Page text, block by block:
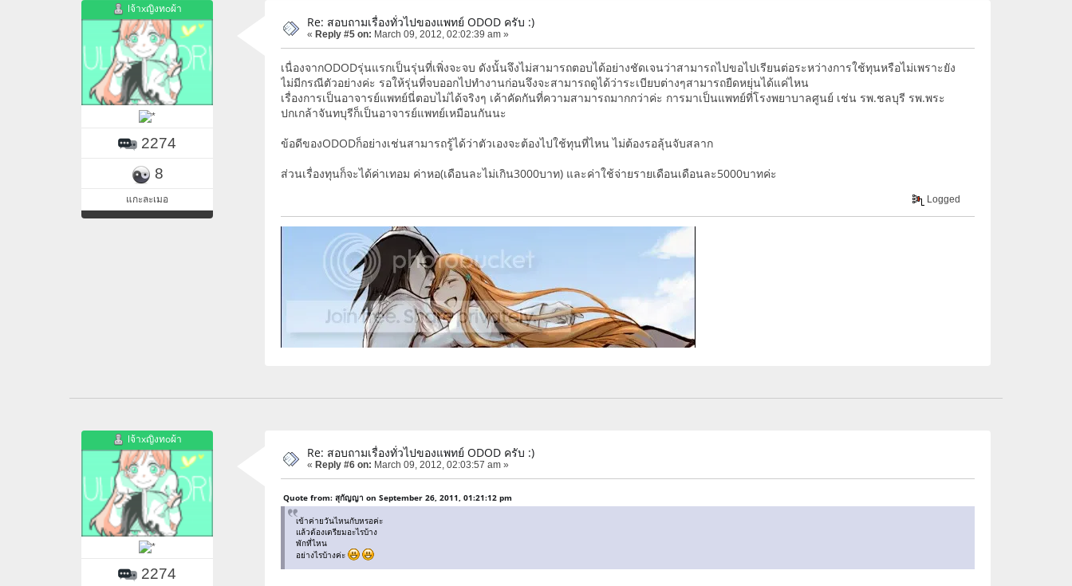
lจ้าxญิงทoผ้า
2274
8
แกะละเมอ
Re: สอบถามเรื่องทั่วไปของแพทย์ ODOD ครับ :)
« Reply #5 on: March 09, 2012, 02:02:39 am »
เนื่องจากODODรุ่นแรกเป็นรุ่นที่เพิ่งจะจบ ดังนั้นจึงไม่สามารถตอบได้อย่างชัดเจนว่าสามารถไปขอไปเรียนต่อระหว่างการใช้ทุนหรือไม่เพราะยัง
ไม่มีกรณีตัวอย่างค่ะ รอให้รุ่นที่จบออกไปทำงานก่อนจึงจะสามารถดูได้ว่าระเบียบต่างๆสามารถยืดหยุ่นได้แค่ไหน
เรื่องการเป็นอาจารย์แพทย์นี่ตอบไม่ได้จริงๆ เค้าคัดกันที่ความสามารถมากกว่าค่ะ การมาเป็นแพทย์ที่โรงพยาบาลศูนย์ เช่น รพ.ชลบุรี รพ.พระ
ปกเกล้าจันทบุรีก็เป็นอาจารย์แพทย์เหมือนกันนะ
ข้อดีของODODก็อย่างเช่นสามารถรู้ได้ว่าตัวเองจะต้องไปใช้ทุนที่ไหน ไม่ต้องรอลุ้นจับสลาก
ส่วนเรื่องทุนก็จะได้ค่าเทอม ค่าหอ(เดือนละไม่เกิน3000บาท) และค่าใช้จ่ายรายเดือนเดือนละ5000บาทค่ะ
Logged
lจ้าxญิงทoผ้า
2274
Re: สอบถามเรื่องทั่วไปของแพทย์ ODOD ครับ :)
« Reply #6 on: March 09, 2012, 02:03:57 am »
Quote from: สุกัญญา on September 26, 2011, 01:21:12 pm
เข้าค่ายวันไหนกับหรอค่ะ
แล้วต้องเตรียมอะไรบ้าง
พักที่ไหน
อย่างไรบ้างค่ะ